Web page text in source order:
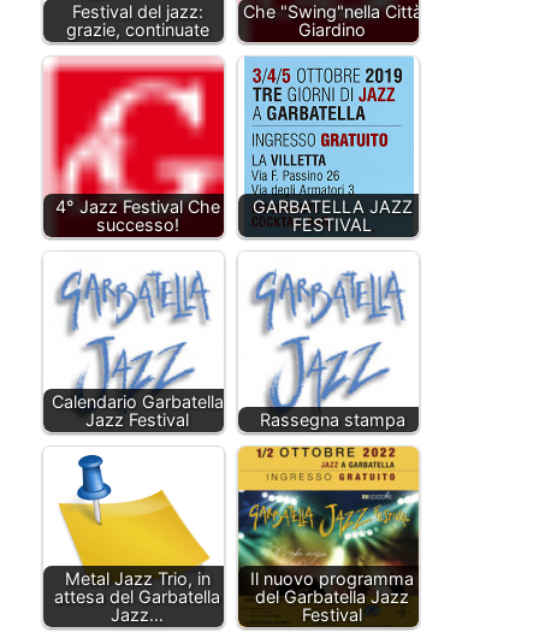
Festival del jazz:
grazie, continuate
Che "Swing"nella Città
Giardino
4° Jazz Festival Che
successo!
GARBATELLA JAZZ
FESTIVAL
Calendario Garbatella
Jazz Festival
Rassegna stampa
Metal Jazz Trio, in
attesa del Garbatella
Jazz…
Il nuovo programma
del Garbatella Jazz
Festival